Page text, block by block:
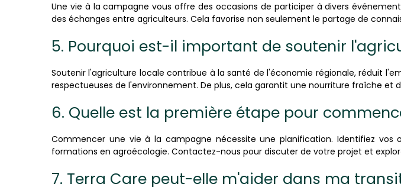
Une vie à la campagne vous offre des occasions de participer à divers
des échanges entre agriculteurs. Cela favorise non seulement le partage de
5. Pourquoi est-il important de soutenir
Soutenir l'agriculture locale contribue à la santé de l'économie régionale, réduit
respectueuses de l'environnement. De plus, cela garantit une nourriture fraîche
6. Quelle est la première étape pour
Commencer une vie à la campagne nécessite une planification. Identifiez vos
formations en agroécologie. Contactez-nous pour discuter de votre projet et
7. Terra Care peut-elle m'aider dans ma